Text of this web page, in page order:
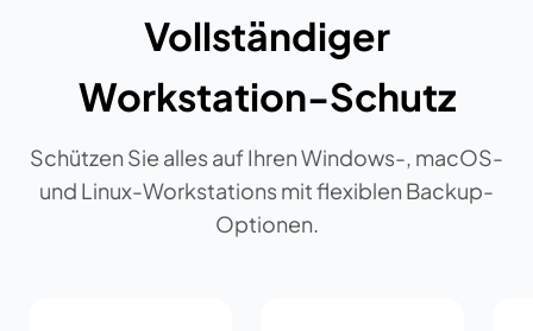
Vollständiger
Workstation-Schutz
Schützen Sie alles auf Ihren Windows-, macOS-
und Linux-Workstations mit flexiblen Backup-
Optionen.